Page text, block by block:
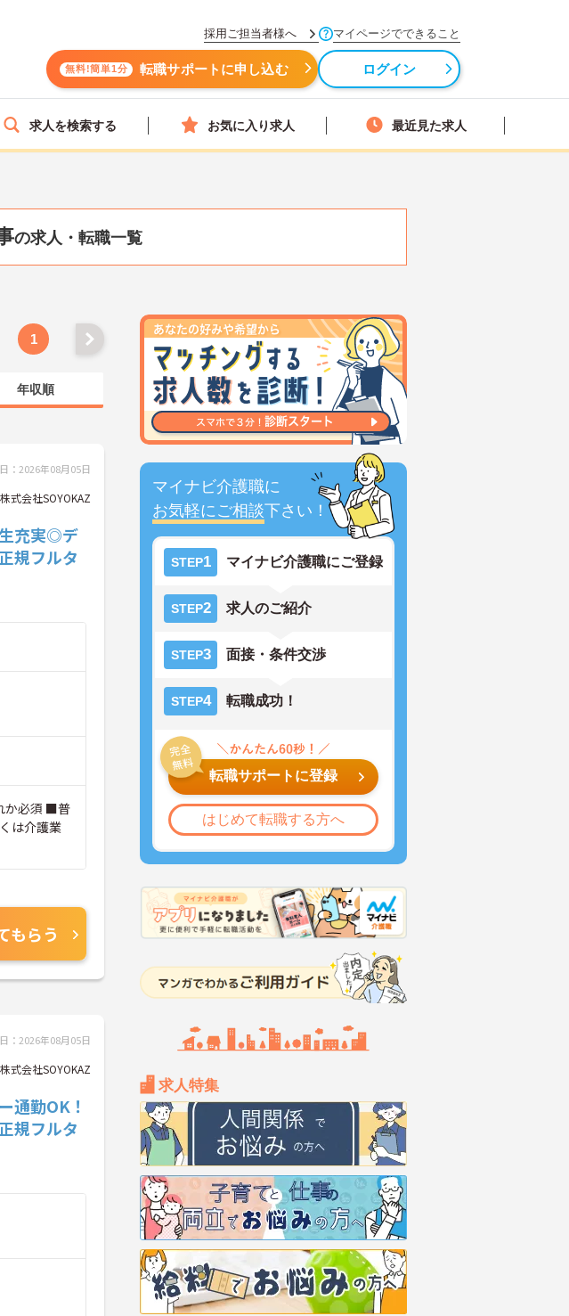
採用ご担当者様へ マイページでできること
無料!簡単1分 転職サポートに申し込む ログイン
求人を検索する お気に入り求人 最近見た求人
の求人・転職一覧
マイナビ介護職に
お気軽にご相談下さい！
STEP1 マイナビ介護職にご登録
STEP2 求人のご紹介
STEP3 面接・条件交渉
STEP4 転職成功！
転職サポートに登録
はじめて転職する方へ
求人特集
1
年収順
：2026年08月05日
株式会社SOYOKAZ
生充実◎デ
規フルタ
か必須 ■普
は介護業
もらう
：2026年08月05日
株式会社SOYOKAZ
通勤OK！
規フルタ